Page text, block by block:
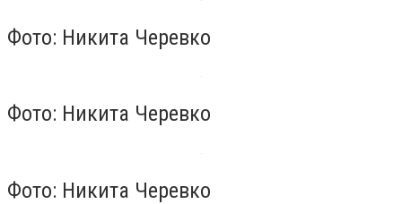
Фото: Никита Черевко
Фото: Никита Черевко
Фото: Никита Черевко